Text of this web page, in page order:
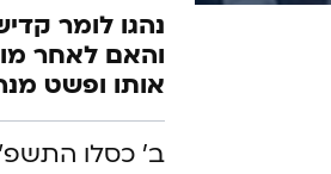
נהגו לומר
והאם לאחר
אותו ופשט
ב' כסלו התשפ"ה | 03/12/